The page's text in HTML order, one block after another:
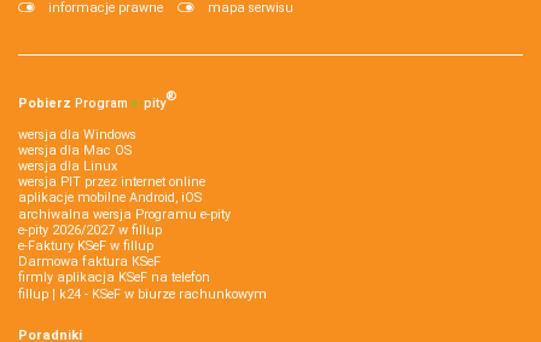
informacje prawne
mapa serwisu
Pobierz Program e‑pity®
wersja dla Windows
wersja dla Mac OS
wersja dla Linux
wersja PIT przez internet online
aplikacje mobilne Android, iOS
archiwalna wersja Programu e-pity
e-pity 2026/2027 w fillup
e‑Faktury KSeF w fillup
Darmowa faktura KSeF
firmly aplikacja KSeF na telefon
fillup | k24 - KSeF w biurze rachunkowym
Poradniki